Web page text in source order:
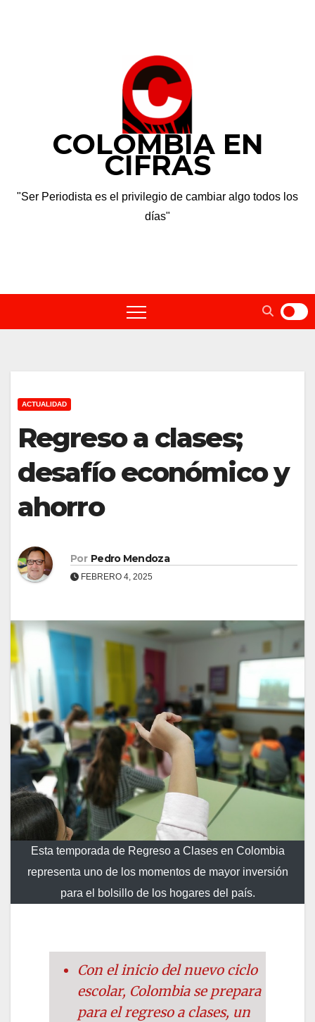
COLOMBIA EN
CIFRAS
"Ser Periodista es el privilegio de cambiar algo todos los
días"
ACTUALIDAD
Regreso a clases;
desafío económico y
ahorro
Por Pedro Mendoza
FEBRERO 4, 2025
Esta temporada de Regreso a Clases en Colombia
representa uno de los momentos de mayor inversión
para el bolsillo de los hogares del país.
Con el inicio del nuevo ciclo
escolar, Colombia se prepara
para el regreso a clases, un